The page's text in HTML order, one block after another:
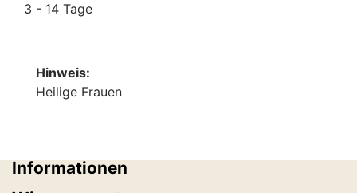
3 - 14 Tage
Hinweis:
Heilige Frauen
Informationen